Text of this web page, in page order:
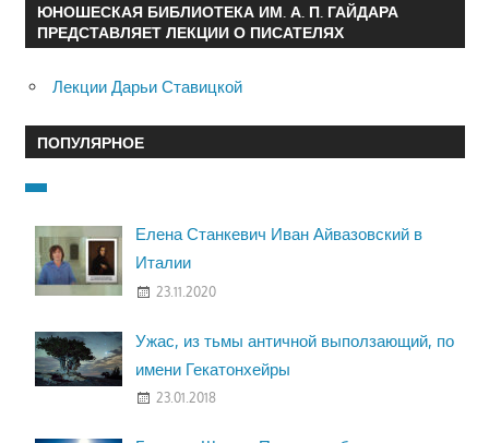
ЮНОШЕСКАЯ БИБЛИОТЕКА ИМ. А. П. ГАЙДАРА
ПРЕДСТАВЛЯЕТ ЛЕКЦИИ О ПИСАТЕЛЯХ
Лекции Дарьи Ставицкой
ПОПУЛЯРНОЕ
Елена Станкевич Иван Айвазовский в
Италии
23.11.2020
Ужас, из тьмы античной выползающий, по
имени Гекатонхейры
23.01.2018